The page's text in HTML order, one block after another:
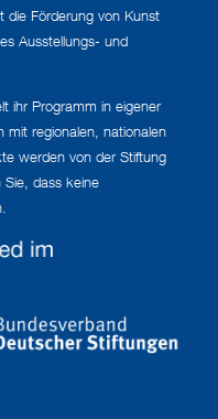
die Förderung von Kunst
Ausstellungs- und
ihr Programm in eigener
mit regionalen, nationalen
werden von der Stiftung
dass keine